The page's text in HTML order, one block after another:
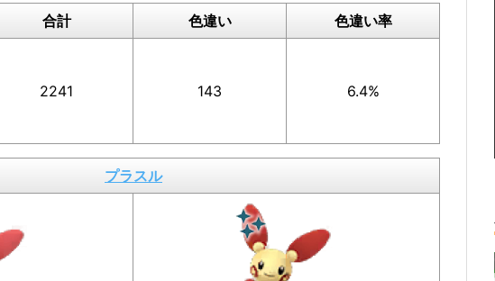
は、プラスルの図鑑ページで確認
見つけた数」の部分のスクショを撮っておいたり、メモしておく
ます。
合計 色違い 色違い率
2241 143 6.4%
プラスル